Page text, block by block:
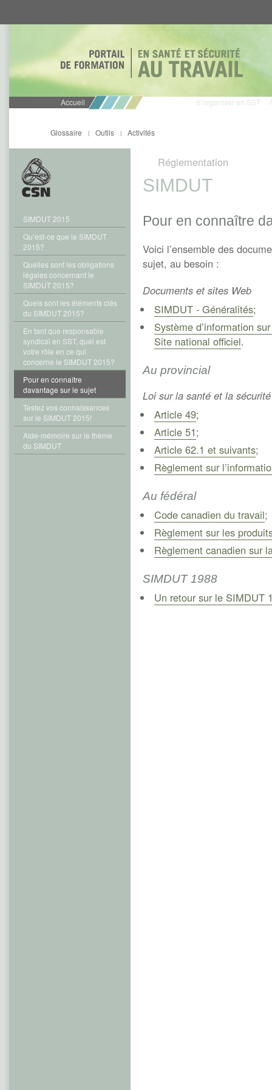
au
au
Accueil S’organiser en SST
Activités
Outils |
Glossaire |
SIMDUT 2015
Qu’est-ce que le SIMDUT
2015?
Quelles sont les obligations
légales concernant le
SIMDUT 2015?
Quels sont les éléments clés
du SIMDUT 2015?
En tant que responsable
syndical en SST, quel est
votre rôle en ce qui
concerne le SIMDUT 2015?
Pour en connaître
davantage sur le sujet
Testez vos connaissances
sur le SIMDUT 2015!
Aide-mémoire sur le thème
du SIMDUT
Réglementation
SIMDUT
Pour en connaître
Voici l’ensemble des
sujet, au besoin :
Documents et sites Web
SIMDUT - Généralités;
Système d’information
Site national officiel.
Au provincial
Loi sur la santé et la
Article 49;
Article 51;
Article 62.1 et suivants;
Règlement sur
Au fédéral
Code canadien du travail;
Règlement sur les
Règlement canadien sur
SIMDUT 1988
Un retour sur le SIMDUT